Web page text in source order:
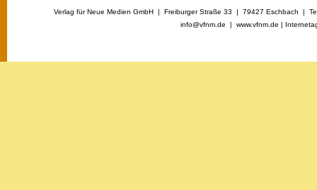
Verlag für Neue Medien GmbH | Freiburger Straße 33 | 79427 Eschbach |
info@vfnm.de | www.vfnm.de |